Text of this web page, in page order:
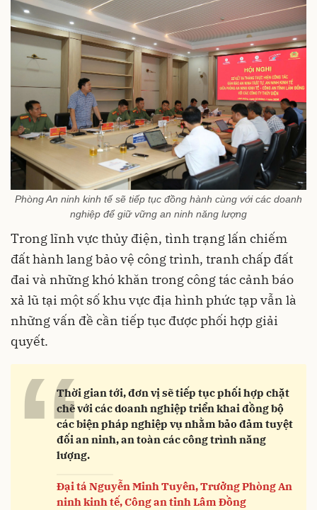
Phòng An ninh kinh tế sẽ tiếp tục đồng hành cùng với các doanh
nghiệp để giữ vững an ninh năng lượng
Trong lĩnh vực thủy điện, tình trạng lấn chiếm
đất hành lang bảo vệ công trình, tranh chấp đất
đai và những khó khăn trong công tác cảnh báo
xả lũ tại một số khu vực địa hình phức tạp vẫn là
những vấn đề cần tiếp tục được phối hợp giải
quyết.
“Thời gian tới, đơn vị sẽ tiếp tục phối hợp chặt
chẽ với các doanh nghiệp triển khai đồng bộ
các biện pháp nghiệp vụ nhằm bảo đảm tuyệt
đối an ninh, an toàn các công trình năng
lượng.
Đại tá Nguyễn Minh Tuyên, Trưởng Phòng An
ninh kinh tế, Công an tỉnh Lâm Đồng